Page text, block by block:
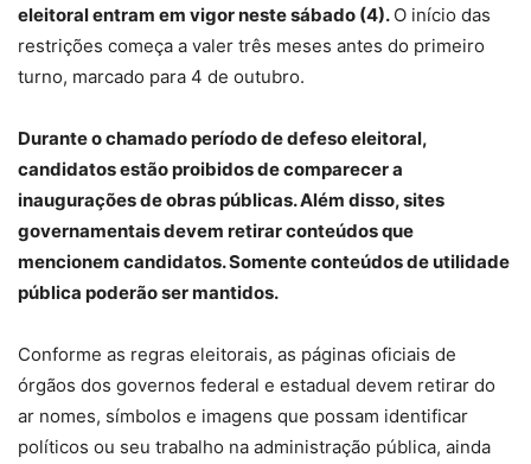
eleitoral entram em vigor neste sábado (4). O início das
restrições começa a valer três meses antes do primeiro
turno, marcado para 4 de outubro.
Durante o chamado período de defeso eleitoral,
candidatos estão proibidos de comparecer a
inaugurações de obras públicas. Além disso, sites
governamentais devem retirar conteúdos que
mencionem candidatos. Somente conteúdos de utilidade
pública poderão ser mantidos.
Conforme as regras eleitorais, as páginas oficiais de
órgãos dos governos federal e estadual devem retirar do
ar nomes, símbolos e imagens que possam identificar
políticos ou seu trabalho na administração pública, ainda